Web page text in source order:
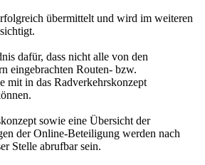
übermittelt und wird im weiteren
dafür, dass nicht alle von den
eingebrachten Routen- bzw.
mit in das Radverkehrskonzept
sowie eine Übersicht der
der Online-Beteiligung werden nach
Stelle abrufbar sein.